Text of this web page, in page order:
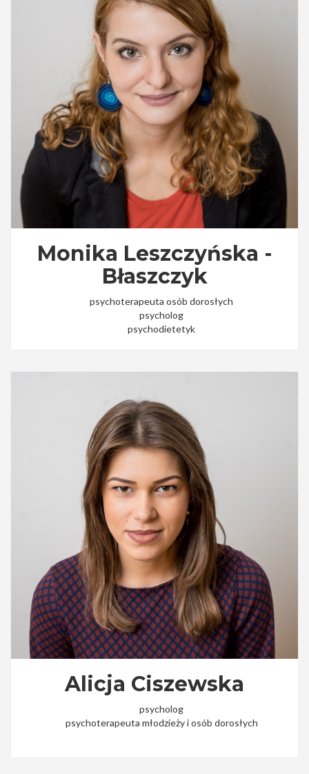
Monika Leszczyńska -
Błaszczyk
psychoterapeuta osób dorosłych
psycholog
psychodietetyk
Alicja Ciszewska
psycholog
psychoterapeuta młodzieży i osób dorosłych